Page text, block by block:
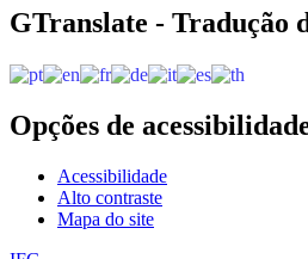
GTranslate - Tradução
Opções de
Acessibilidade
Alto contraste
Mapa do site